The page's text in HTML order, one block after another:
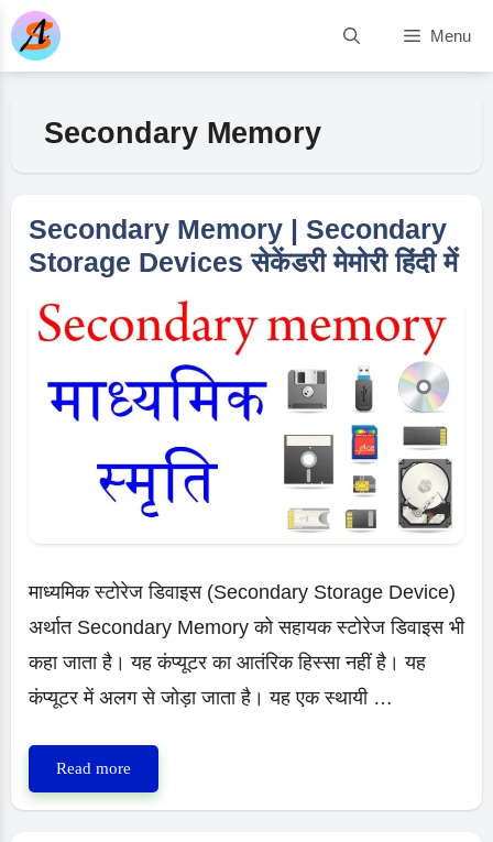
Skip
to
Menu
Secondary Memory
Secondary Memory | Secondary
Storage Devices सेकेंडरी मेमोरी हिंदी में
माध्यमिक स्टोरेज डिवाइस (Secondary Storage Device)
अर्थात Secondary Memory को सहायक स्टोरेज डिवाइस भी
कहा जाता है। यह कंप्यूटर का आतंरिक हिस्सा नहीं है। यह
कंप्यूटर में अलग से जोड़ा जाता है। यह एक स्थायी …
Read more
Memory